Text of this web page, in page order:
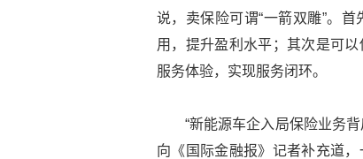
说，卖保险可谓“一箭双雕”。
用，提升盈利水平；其次是可
服务体验，实现服务闭环。
“新能源车企入局保险业务
向《国际金融报》记者补充道